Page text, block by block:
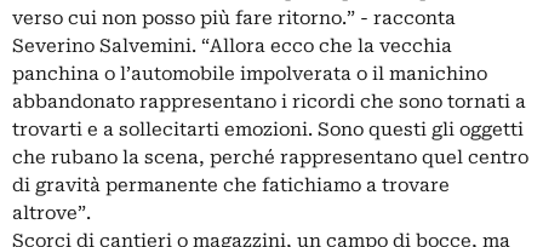
verso cui non posso più fare ritorno.” - racconta
Severino Salvemini. “Allora ecco che la vecchia
panchina o l’automobile impolverata o il manichino
abbandonato rappresentano i ricordi che sono tornati a
trovarti e a sollecitarti emozioni. Sono questi gli oggetti
che rubano la scena, perché rappresentano quel centro
di gravità permanente che fatichiamo a trovare
altrove”.
Scorci di cantieri o magazzini, un campo di bocce, ma